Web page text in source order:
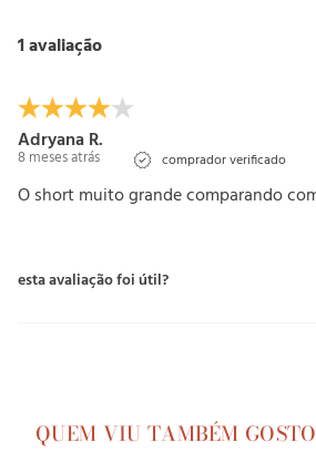
1 avaliação
Adryana R.
8 meses atrás comprador verificado
O short muito grande comparando
esta avaliação foi útil?
QUEM VIU TAMBÉM